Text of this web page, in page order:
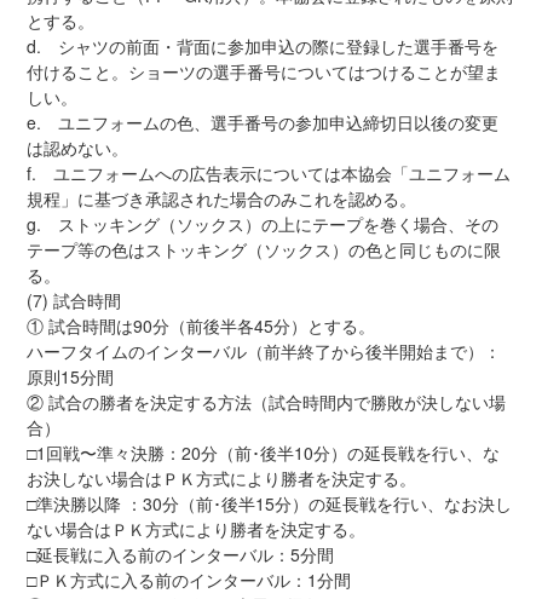
とする。
d. シャツの前面・背面に参加申込の際に登録した選手番号を
付けること。ショーツの選手番号についてはつけることが望ま
しい。
e. ユニフォームの色、選手番号の参加申込締切日以後の変更
は認めない。
f. ユニフォームへの広告表示については本協会「ユニフォーム
規程」に基づき承認された場合のみこれを認める。
g. ストッキング（ソックス）の上にテープを巻く場合、その
テープ等の色はストッキング（ソックス）の色と同じものに限
る。
(7) 試合時間
① 試合時間は90分（前後半各45分）とする。
ハーフタイムのインターバル（前半終了から後半開始まで）：
原則15分間
② 試合の勝者を決定する方法（試合時間内で勝敗が決しない場
合）
□1回戦〜準々決勝：20分（前･後半10分）の延長戦を行い、な
お決しない場合はＰＫ方式により勝者を決定する。
□準決勝以降 ：30分（前･後半15分）の延長戦を行い、なお決し
ない場合はＰＫ方式により勝者を決定する。
□延長戦に入る前のインターバル：5分間
□ＰＫ方式に入る前のインターバル：1分間